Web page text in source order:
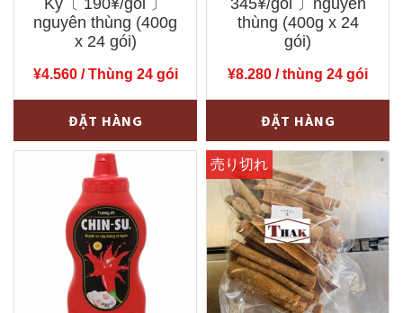
nguyên thùng (400g
x 24 gói)
¥4.560/ Thùng 24 gói
bánh
190¥/gói
nguyên
ĐẶT HÀNG
thùng (400g x 24
gói)
¥8.280 / thùng 24 gói
nếp
Tài
Ký〔
345¥/gói
nguyên
thùng
ĐẶT HÀNG